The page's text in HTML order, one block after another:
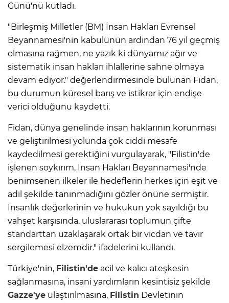
Günü'nü kutladı.
"Birleşmiş Milletler (BM) İnsan Hakları Evrensel
Beyannamesi'nin kabulünün ardından 76 yıl geçmiş
olmasına rağmen, ne yazık ki dünyamız ağır ve
sistematik insan hakları ihlallerine sahne olmaya
devam ediyor." değerlendirmesinde bulunan Fidan,
bu durumun küresel barış ve istikrar için endişe
verici olduğunu kaydetti.
Fidan, dünya genelinde insan haklarının korunması
ve geliştirilmesi yolunda çok ciddi mesafe
kaydedilmesi gerektiğini vurgulayarak, "Filistin'de
işlenen soykırım, İnsan Hakları Beyannamesi'nde
benimsenen ilkeler ile hedeflerin herkes için eşit ve
adil şekilde tanınmadığını gözler önüne sermiştir.
İnsanlık değerlerinin ve hukukun yok sayıldığı bu
vahşet karşısında, uluslararası toplumun çifte
standarttan uzaklaşarak ortak bir vicdan ve tavır
sergilemesi elzemdir." ifadelerini kullandı.
Türkiye'nin, Filistin'de acil ve kalıcı ateşkesin
sağlanmasına, insani yardımların kesintisiz şekilde
Gazze'ye ulaştırılmasına, Filistin Devletinin